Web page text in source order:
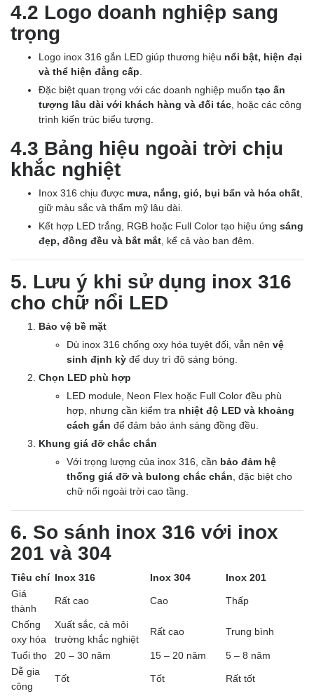
4.2 Logo doanh nghiệp sang
trọng
Logo inox 316 gắn LED giúp thương hiệu nổi bật, hiện đại
và thể hiện đẳng cấp
Đặc biệt quan trọng với các doanh nghiệp muốn tạo ấn
tượng lâu dài với khách hàng và đối tác , hoặc các công
trình kiến trúc biểu tượng.
4.3 Bảng hiệu ngoài trời chịu
khắc nghiệt
Inox 316 chịu được mưa, nắng, gió, bụi bẩn và hóa chất
giữ màu sắc và thẩm mỹ lâu dài.
Kết hợp LED trắng, RGB hoặc Full Color tạo hiệu ứng sáng
đẹp, đồng đều và bắt mắt , kể cả vào ban đêm.
5. Lưu ý khi sử dụng inox 316
cho chữ nổi LED
Bảo vệ bề mặt
Dù inox 316 chống oxy hóa tuyệt đối, vẫn nên vệ
sinh định kỳ để duy trì độ sáng bóng.
Chọn LED phù hợp
LED module, Neon Flex hoặc Full Color đều phù
hợp, nhưng cần kiểm tra nhiệt độ LED và khoảng
cách gắn để đảm bảo ánh sáng đồng đều.
Khung giá đỡ chắc chắn
Với trọng lượng của inox 316, cần bảo đảm hệ
thống giá đỡ và bulong chắc chắn , đặc biệt cho
chữ nổi ngoài trời cao tầng.
6. So sánh inox 316 với inox
201 và 304
Tiêu chí Inox 316 Inox 304
Inox 201
Giá
thành
Rất cao Cao Thấp
Chống
oxy hóa
Xuất sắc, cả môi
trường khắc nghiệt
Rất cao Trung bình
Tuổi thọ 20 – 30 năm 15 – 20 năm
5 – 8 năm
Dễ gia
công
Tốt Tốt Rất tốt